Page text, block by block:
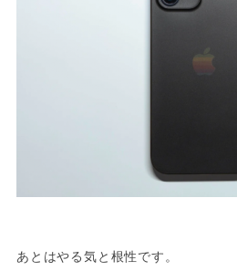
あとはやる気と根性です。